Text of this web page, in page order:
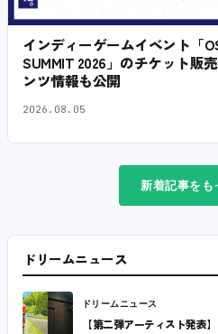
インディーゲームイベント「
SUMMIT 2026」のチケット販
ンツ情報も公開
2026.08.05
新着記事をも
ドリームニュース
ドリームニュース
【第二弾アーティスト発表